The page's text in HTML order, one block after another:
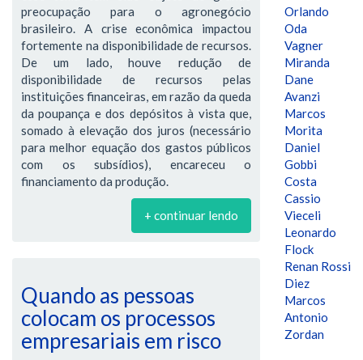
preocupação para o agronegócio
brasileiro. A crise econômica impactou
fortemente na disponibilidade de recursos.
De um lado, houve redução de
disponibilidade de recursos pelas
instituições financeiras, em razão da queda
da poupança e dos depósitos à vista que,
somado à elevação dos juros (necessário
para melhor equação dos gastos públicos
com os subsídios), encareceu o
financiamento da produção.
+ continuar lendo
Quando as pessoas
colocam os processos
empresariais em risco
Orlando
Oda
Vagner
Miranda
Dane
Avanzi
Marcos
Morita
Daniel
Gobbi
Costa
Cassio
Vieceli
Leonardo
Flock
Renan Rossi
Diez
Marcos
Antonio
Zordan